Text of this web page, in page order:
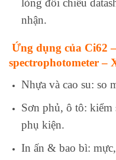
lòng đối chiếu
nhận.
Ứng dụng của Ci62
spectrophotometer –
Nhựa và cao su: so
Sơn phủ, ô tô: kiểm
phụ kiện.
In ấn & bao bì: